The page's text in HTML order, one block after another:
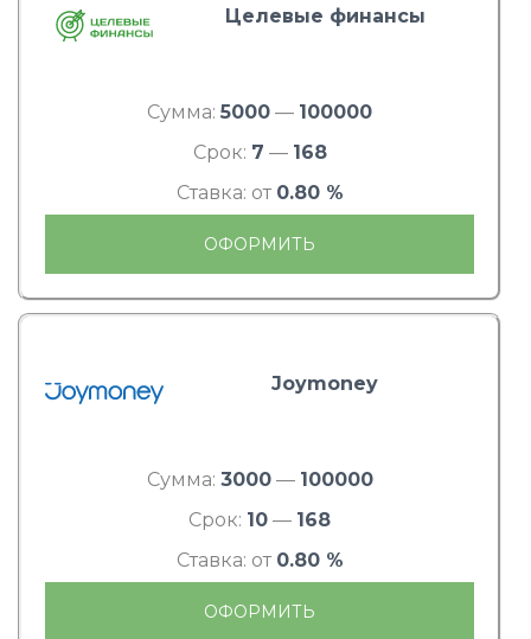
Целевые финансы
Сумма: 5000 — 100000
Срок: 7 — 168
Ставка: от 0.80 %
ОФОРМИТЬ
Joymoney
Сумма: 3000— 100000
Срок: 10 — 168
Ставка: от 0.80 %
ОФОРМИТЬ